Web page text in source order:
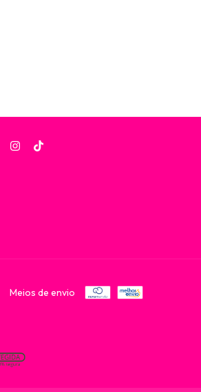
Meios de envio